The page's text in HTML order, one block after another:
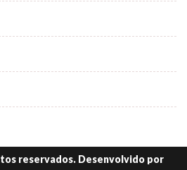
reservados. Desenvolvido por